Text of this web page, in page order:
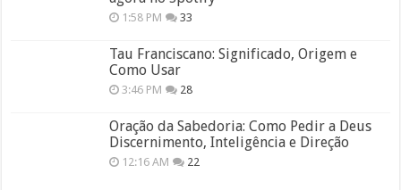
1:58 PM 33
Tau Franciscano: Significado, Origem e
Como Usar
3:46 PM 28
Oração da Sabedoria: Como Pedir a Deus
Discernimento, Inteligência e Direção
12:16 AM 22